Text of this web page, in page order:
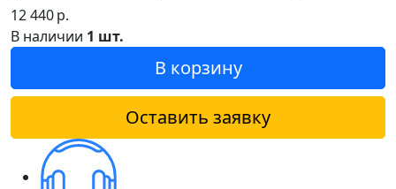
12 440р.
В наличии 1 шт.
В корзину
Оставить заявку